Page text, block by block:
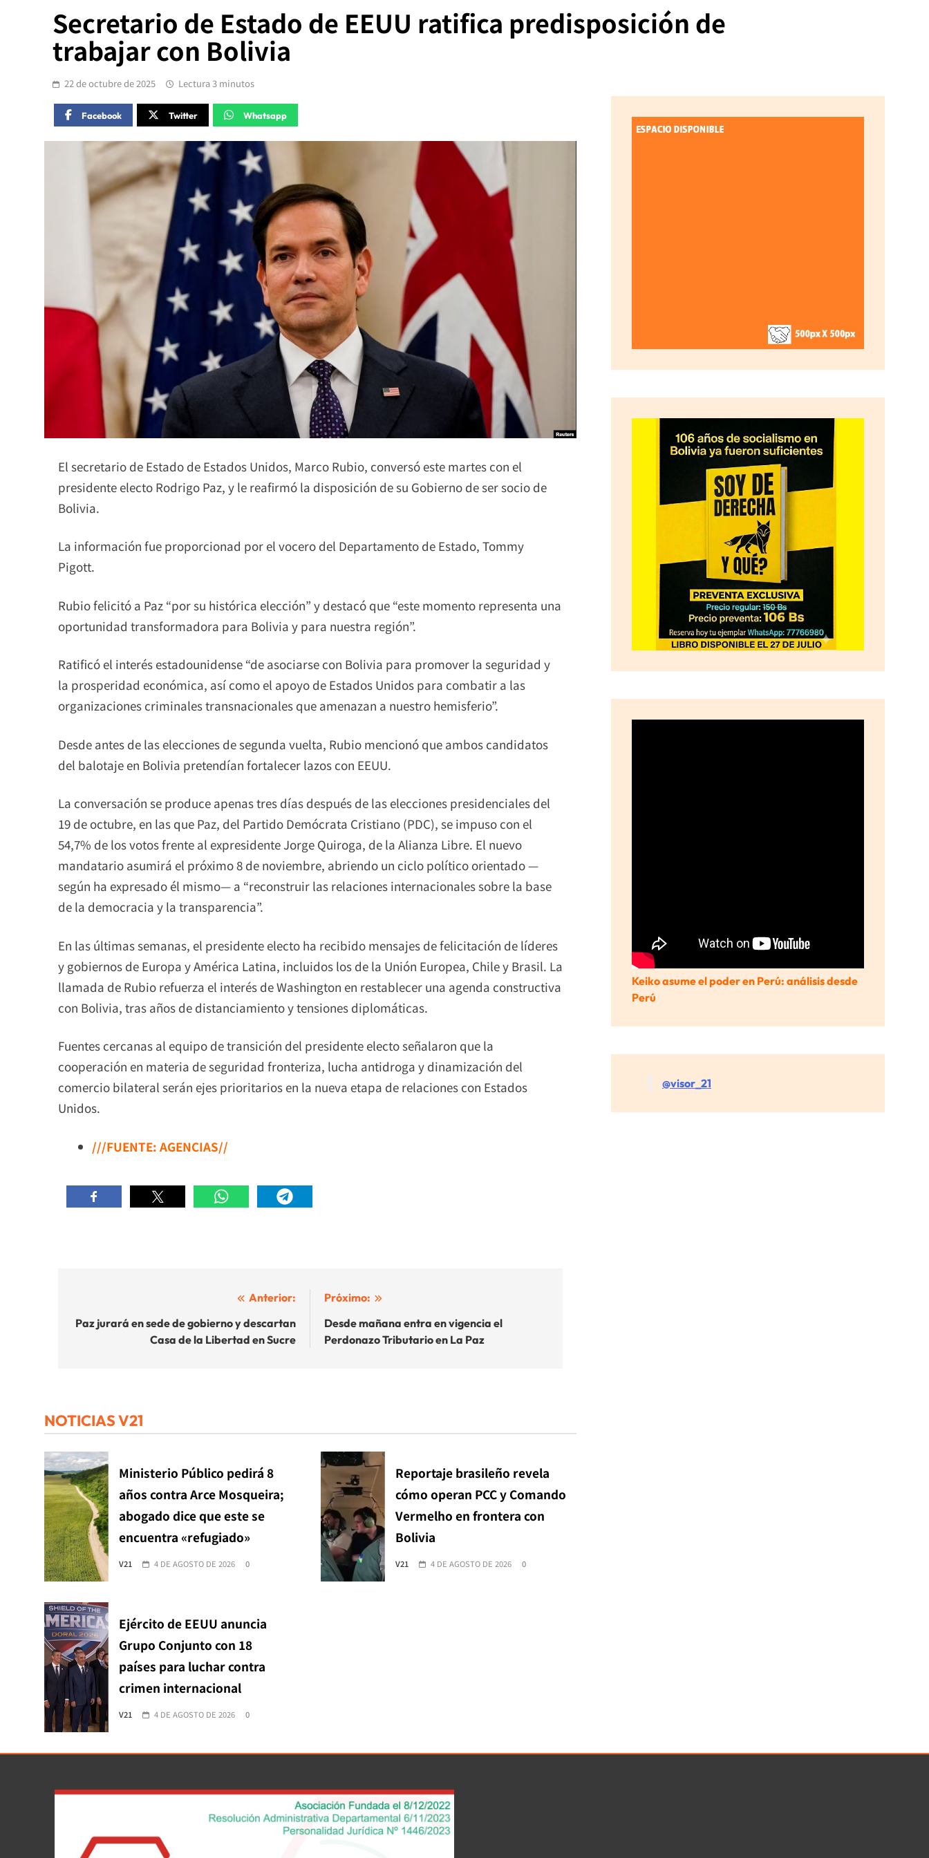
Secretario de Estado de EEUU ratifica predisposición de
trabajar con Bolivia
22 de octubre de 2025 Lectura 3 minutos
Facebook Twitter Whatsapp
El secretario de Estado de Estados Unidos, Marco Rubio, conversó este martes con el
presidente electo Rodrigo Paz, y le reafirmó la disposición de su Gobierno de ser socio de
Bolivia.
La información fue proporcionad por el vocero del Departamento de Estado, Tommy
Pigott.
Rubio felicitó a Paz “por su histórica elección” y destacó que “este momento representa una
oportunidad transformadora para Bolivia y para nuestra región”.
Ratificó el interés estadounidense “de asociarse con Bolivia para promover la seguridad y
la prosperidad económica, así como el apoyo de Estados Unidos para combatir a las
organizaciones criminales transnacionales que amenazan a nuestro hemisferio”.
Desde antes de las elecciones de segunda vuelta, Rubio mencionó que ambos candidatos
del balotaje en Bolivia pretendían fortalecer lazos con EEUU.
La conversación se produce apenas tres días después de las elecciones presidenciales del
19 de octubre, en las que Paz, del Partido Demócrata Cristiano (PDC), se impuso con el
54,7% de los votos frente al expresidente Jorge Quiroga, de la Alianza Libre. El nuevo
mandatario asumirá el próximo 8 de noviembre, abriendo un ciclo político orientado —
según ha expresado él mismo— a “reconstruir las relaciones internacionales sobre la base
de la democracia y la transparencia”.
En las últimas semanas, el presidente electo ha recibido mensajes de felicitación de líderes
y gobiernos de Europa y América Latina, incluidos los de la Unión Europea, Chile y Brasil. La
llamada de Rubio refuerza el interés de Washington en restablecer una agenda constructiva
con Bolivia, tras años de distanciamiento y tensiones diplomáticas.
Fuentes cercanas al equipo de transición del presidente electo señalaron que la
cooperación en materia de seguridad fronteriza, lucha antidroga y dinamización del
comercio bilateral serán ejes prioritarios en la nueva etapa de relaciones con Estados
Unidos.
///FUENTE: AGENCIAS//
de
Anterior:
Paz jurará en sede de gobierno y descartan
Casa de la Libertad en Sucre
Próximo:
Desde mañana entra en vigencia el
Perdonazo Tributario en La Paz
NOTICIAS V21
Ministerio Público pedirá 8
años contra Arce Mosqueira;
abogado dice que este se
encuentra «refugiado»
V21 4 DE AGOSTO DE 2026 0
Reportaje brasileño revela
cómo operan PCC y Comando
Vermelho en frontera con
Bolivia
V21 4 DE AGOSTO DE 2026 0
Ejército de EEUU anuncia
Grupo Conjunto con 18
países para luchar contra
crimen internacional
V21 4 DE AGOSTO DE 2026 0
Keiko asume el poder en Perú: análisis desde
Perú
@visor_21